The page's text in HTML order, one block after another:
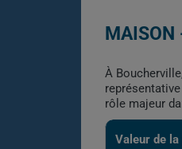
MAISON
À
rôle majeur
Valeur de